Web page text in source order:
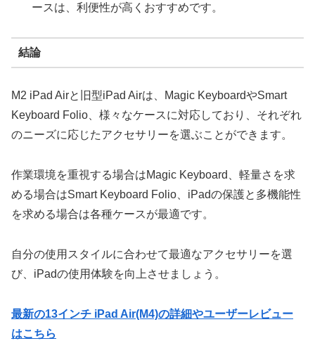
ースは、利便性が高くおすすめです。
結論
M2 iPad Airと旧型iPad Airは、Magic KeyboardやSmart
Keyboard Folio、様々なケースに対応しており、それぞれ
のニーズに応じたアクセサリーを選ぶことができます。
作業環境を重視する場合はMagic Keyboard、軽量さを求
める場合はSmart Keyboard Folio、iPadの保護と多機能性
を求める場合は各種ケースが最適です。
自分の使用スタイルに合わせて最適なアクセサリーを選
び、iPadの使用体験を向上させましょう。
最新の13インチ iPad Air(M4)の詳細やユーザーレビュー
はこちら